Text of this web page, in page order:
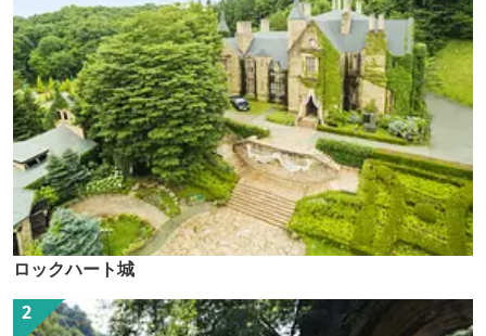
ロックハート城